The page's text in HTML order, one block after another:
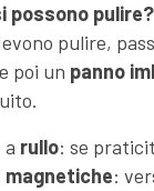
possono pulire?
pulire,
e poi un panno
a rullo: se
magnetiche: